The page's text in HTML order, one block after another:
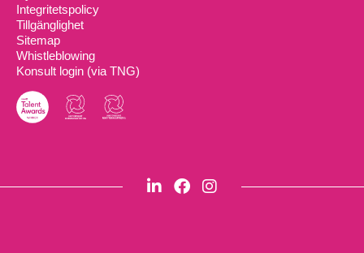
Integritetspolicy
Tillgänglighet
Sitemap
Whistleblowing
Konsult login (via TNG)